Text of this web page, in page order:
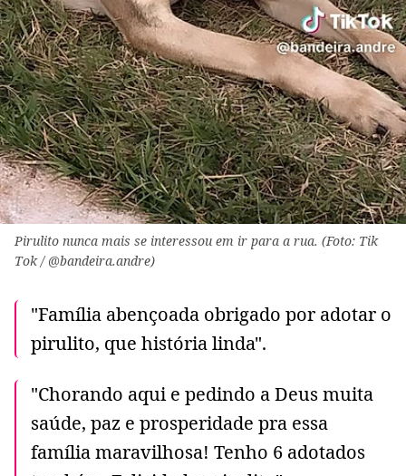
Pirulito nunca mais se interessou em ir para a rua. (Foto: Tik
Tok / @bandeira.andre)
"Família abençoada obrigado por adotar o
pirulito, que história linda".
"Chorando aqui e pedindo a Deus muita
saúde, paz e prosperidade pra essa
família maravilhosa! Tenho 6 adotados